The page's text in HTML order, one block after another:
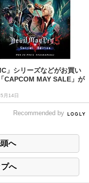
」シリーズなどがお買い
CAPCOM MAY SALE」が
月14日
Recommended by
へ
へ